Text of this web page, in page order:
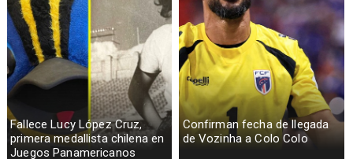
Fallece Lucy López Cruz,
primera medallista chilena en
Juegos Panamericanos
Confirman fecha de llegada
de Vozinha a Colo Colo